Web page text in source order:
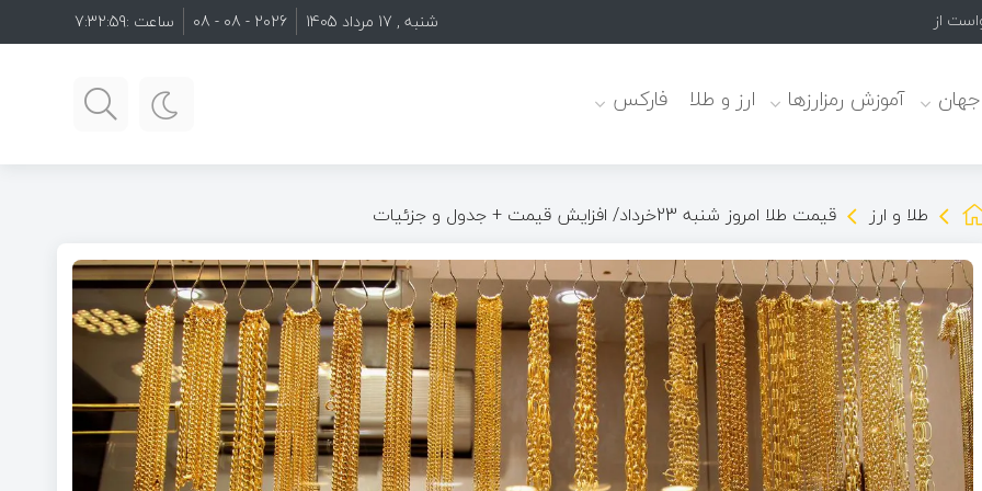
از رسانه‌ها شنبه , 17 مرداد 1405 2026 - 08 - 08 ساعت :7:33:01
جهان آموزش رمزارزها ارز و طلا فارکس
طلا و ارز قیمت طلا امروز شنبه 23خرداد/ افزایش قیمت + جدول و جزئیات